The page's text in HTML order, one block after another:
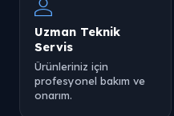
Uzman Teknik
Servis
Ürünleriniz için
profesyonel bakım ve
onarım.